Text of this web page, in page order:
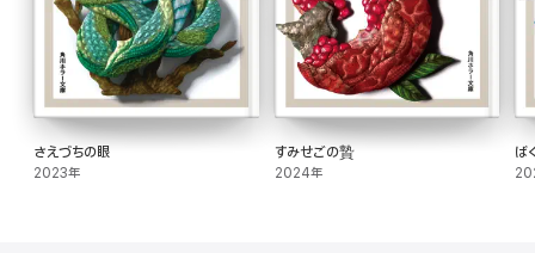
さえづちの眼
2023年
すみせごの贄
2024年
ば